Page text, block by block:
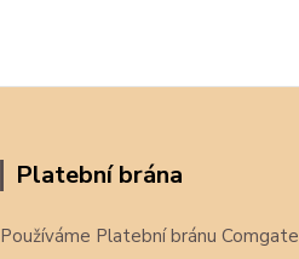
Platební brána
Používáme Platební bránu Comgate